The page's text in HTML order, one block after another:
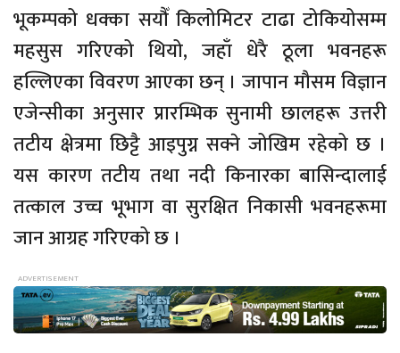
भूकम्पको धक्का सयौँ किलोमिटर टाढा टोकियोसम्म
महसुस गरिएको थियो, जहाँ धेरै ठूला भवनहरू
हल्लिएका विवरण आएका छन् । जापान मौसम विज्ञान
एजेन्सीका अनुसार प्रारम्भिक सुनामी छालहरू उत्तरी
तटीय क्षेत्रमा छिट्टै आइपुग्न सक्ने जोखिम रहेको छ ।
यस कारण तटीय तथा नदी किनारका बासिन्दालाई
तत्काल उच्च भूभाग वा सुरक्षित निकासी भवनहरूमा
जान आग्रह गरिएको छ ।